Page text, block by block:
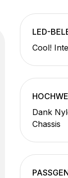
LED-
Cool!
Dank
Chassis